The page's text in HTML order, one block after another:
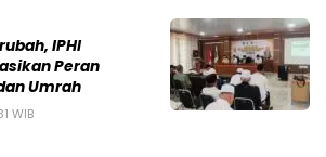
IPHI
Peran
Umrah
WIB